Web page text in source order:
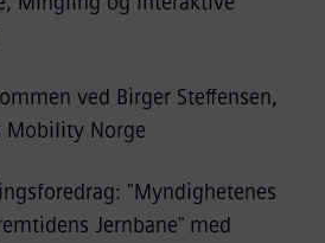
ved Birger Steffensen,
Mobility Norge
"Myndighetenes
Jernbane" med